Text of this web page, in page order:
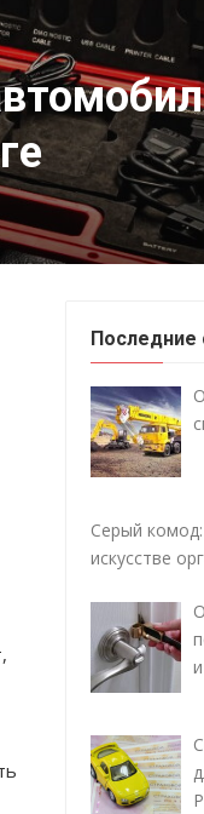
Последние
Серый
искусстве